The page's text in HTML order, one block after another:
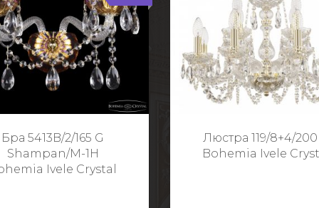
Бра 5413B/2/165 G
Shampan/M-1H
Ivele Crystal
Тип: Хрустальные
арматуры: Золото/
Кол-во ламп: 2
Ширина: 35 см
Люстра 119/8+4/200
Bohemia Ivele
Тип: Стеклянный рожок
Цвет арматуры:
Кол-во ламп:
Диаметр: 58